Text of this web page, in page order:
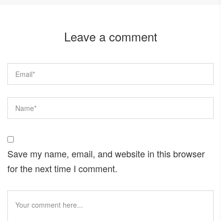
Leave a comment
Save my name, email, and website in this browser
for the next time I comment.